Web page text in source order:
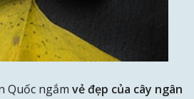
Quốc ngắm vẻ đẹp của cây ngân